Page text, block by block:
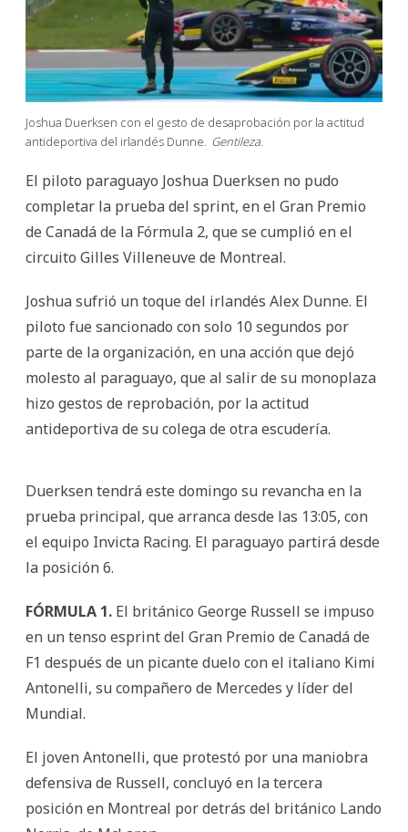
Joshua Duerksen con el gesto de desaprobación por la actitud
antideportiva del irlandés Dunne. Gentileza.
El piloto paraguayo Joshua Duerksen no pudo
completar la prueba del sprint, en el Gran Premio
de Canadá de la Fórmula 2, que se cumplió en el
circuito Gilles Villeneuve de Montreal.
Joshua sufrió un toque del irlandés Alex Dunne. El
piloto fue sancionado con solo 10 segundos por
parte de la organización, en una acción que dejó
molesto al paraguayo, que al salir de su monoplaza
hizo gestos de reprobación, por la actitud
antideportiva de su colega de otra escudería.
Duerksen tendrá este domingo su revancha en la
prueba principal, que arranca desde las 13:05, con
el equipo Invicta Racing. El paraguayo partirá desde
la posición 6.
FÓRMULA 1. El británico George Russell se impuso
en un tenso esprint del Gran Premio de Canadá de
F1 después de un picante duelo con el italiano Kimi
Antonelli, su compañero de Mercedes y líder del
Mundial.
El joven Antonelli, que protestó por una maniobra
defensiva de Russell, concluyó en la tercera
posición en Montreal por detrás del británico Lando